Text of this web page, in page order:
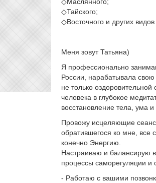
◇Тайского;
◇Восточного и других
Меня зовут Татьяна)
Я профессионально
России, нарабатывала свою
не только
человека в глубокое
восстановление тела, ума и
Провожу исцеляющие
обратившегося ко мне, все
конечно Энергию.
Настраиваю и балансирую
процессы саморегуляции и
- Работаю с вашими